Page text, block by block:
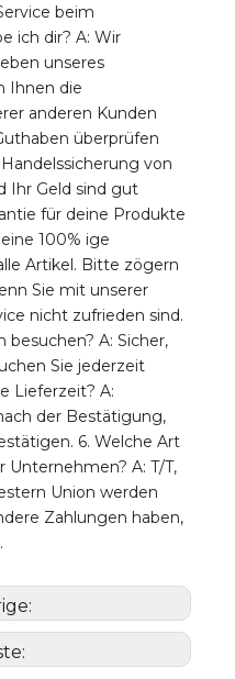
beim
ich dir? A: Wir
unseres
Ihnen die
anderen Kunden
überprüfen
von
Ihr Geld sind gut
für deine Produkte
100% ige
Artikel. Bitte zögern
Sie mit unserer
nicht zufrieden sind.
besuchen? A: Sicher,
Sie jederzeit
Lieferzeit? A:
der Bestätigung,
6. Welche Art
A: T/T,
Union werden
Zahlungen haben,